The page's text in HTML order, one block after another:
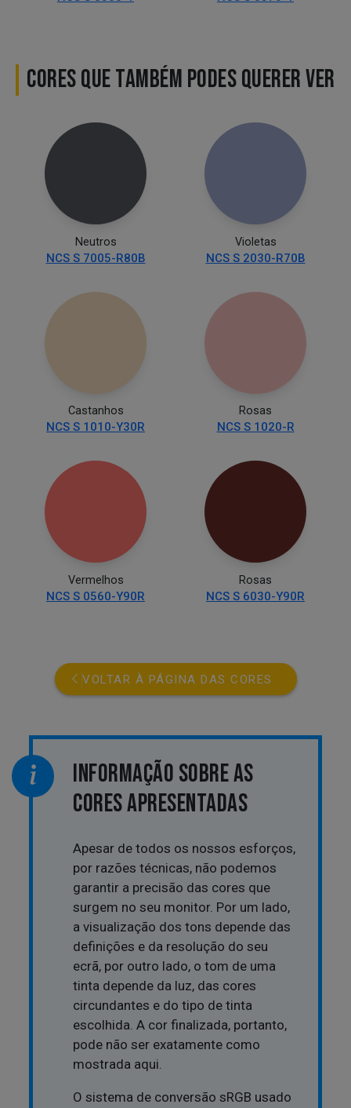
CORES QUE TAMBÉM PODES QUERER VER
Neutros
NCS S 7005-R80B
Violetas
NCS S 2030-R70B
Castanhos
NCS S 1010-Y30R
Rosas
NCS S 1020-R
Vermelhos
NCS S 0560-Y90R
Rosas
NCS S 6030-Y90R
VOLTAR À PÁGINA DAS CORES
INFORMAÇÃO SOBRE AS
CORES APRESENTADAS
Apesar de todos os nossos esforços,
por razões técnicas, não podemos
garantir a precisão das cores que
surgem no seu monitor. Por um lado,
a visualização dos tons depende das
definições e da resolução do seu
ecrã, por outro lado, o tom de uma
tinta depende da luz, das cores
circundantes e do tipo de tinta
escolhida. A cor finalizada, portanto,
pode não ser exatamente como
mostrada aqui.
O sistema de conversão sRGB usado